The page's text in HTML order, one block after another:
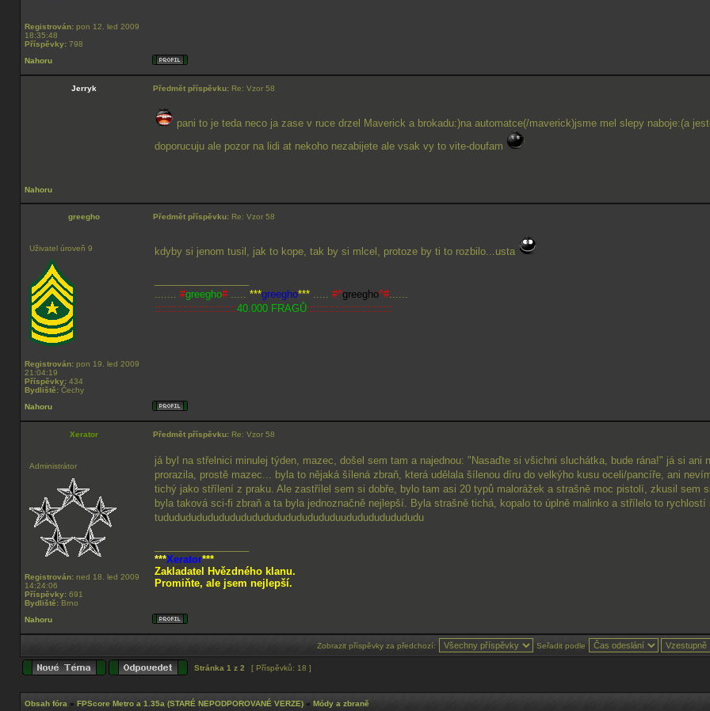
Registrován: pon 12. led 2009
18:35:48
Příspěvky: 798
Nahoru
Jerryk Předmět příspěvku: Re: Vzor 58
pani to je teda neco ja zase v ruce drzel Maverick a brokadu:)na automatce(/maverick)jsme mel slepy naboje:(a
doporucuju ale pozor na lidi at nekoho nezabijete ale vsak vy to vite-doufam
Nahoru
greegho Předmět příspěvku: Re: Vzor 58
Uživatel úroveň 9
Registrován: pon 19. led 2009
21:04:19
Příspěvky: 434
Bydliště: Čechy
kdyby si jenom tusil, jak to kope, tak by si mlcel, protoze by ti to rozbilo...usta
....... #greegho#..... ***greegho*** ..... #^greegho^#......
::::::::::::::::::::::::::40.000 FRAGŮ:::::::::::::::::::::::::::
Nahoru
Xerator Předmět příspěvku: Re: Vzor 58
Administrátor
Registrován: ned 18. led 2009
14:24:06
Příspěvky: 691
Bydliště: Brno
já byl na střelnici minulej týden, mazec, došel sem tam a najednou: "Nasaďte si všichni sluchátka, bude rána!" já si
prorazila, prostě mazec... byla to nějaká šílená zbraň, která udělala šílenou díru do velkýho kusu oceli/pancíře, ani
tichý jako střílení z praku. Ale zastřílel sem si dobře, bylo tam asi 20 typů malorážek a strašně moc pistolí, zkusil sem
byla taková sci-fi zbraň a ta byla jednoznačně nejlepší. Byla strašně tichá, kopalo to úplně malinko a střílelo to rychlostí
tududududududududududududududududuudududududududu
***Xerator***
Zakladatel Hvězdného klanu.
Promiňte, ale jsem nejlepší.
Nahoru
Zobrazit příspěvky za předchozí: Seřadit podle
Stránka 1 z 2 [ Příspěvků: 18 ]
Obsah fóra » FPScore Metro a 1.35a (STARÉ NEPODPOROVANÉ VERZE) » Módy a zbraně